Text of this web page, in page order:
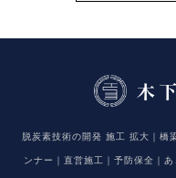
脱炭素技術の開発 施工 拡大｜橋
ンナー｜直営施工｜予防保全｜